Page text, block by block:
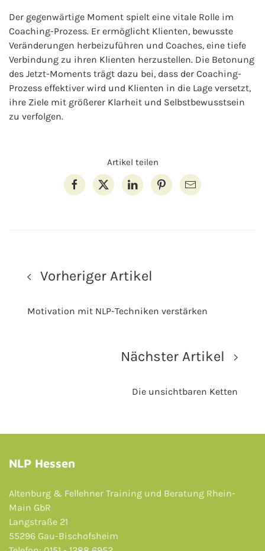
Der gegenwärtige Moment spielt eine vitale Rolle im
Coaching-Prozess. Er ermöglicht Klienten, bewusste
Veränderungen herbeizuführen und Coaches, eine tiefe
Verbindung zu ihren Klienten herzustellen. Die Betonung
des Jetzt-Moments trägt dazu bei, dass der Coaching-
Prozess effektiver wird und Klienten in die Lage versetzt,
ihre Ziele mit größerer Klarheit und Selbstbewusstsein
zu verfolgen.
Artikel teilen
Vorheriger Artikel
Motivation mit NLP-Techniken verstärken
Nächster Artikel
Die unsichtbaren Ketten
NLP Hessen
Altenburg & Fellehner Training und Beratung Rhein-
Main GbR
Langstraße 21
55296 Gau-Bischofsheim